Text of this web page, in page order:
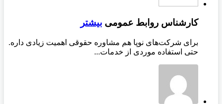
کارشناس روابط عمومی بیشتر
برای شرکت‌های نوپا هم مشاوره حقوقی اهمیت زیادی داره.
حتی استفاده موردی از خدمات...